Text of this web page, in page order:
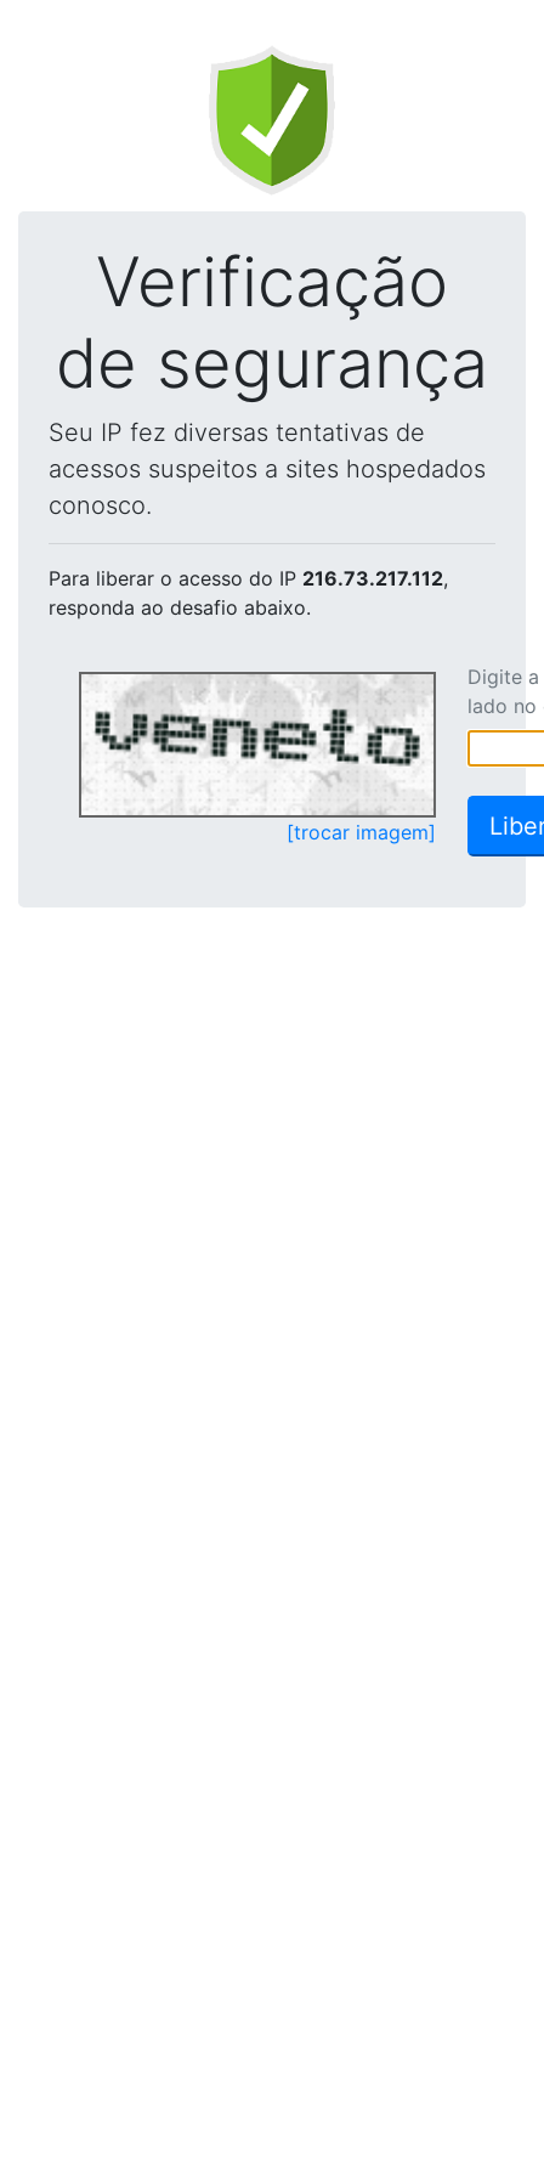
Verificação
de segurança
Seu IP fez diversas tentativas de
acessos suspeitos a sites hospedados
conosco.
Para liberar o acesso do IP 216.73.217.112,
responda ao desafio abaixo.
[trocar imagem]
Digite
lado no